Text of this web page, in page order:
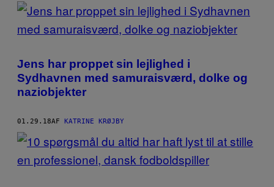
Jens har proppet sin lejlighed i
Sydhavnen med samuraisværd, dolke og
naziobjekter
01.29.18AF KATRINE KRØJBY